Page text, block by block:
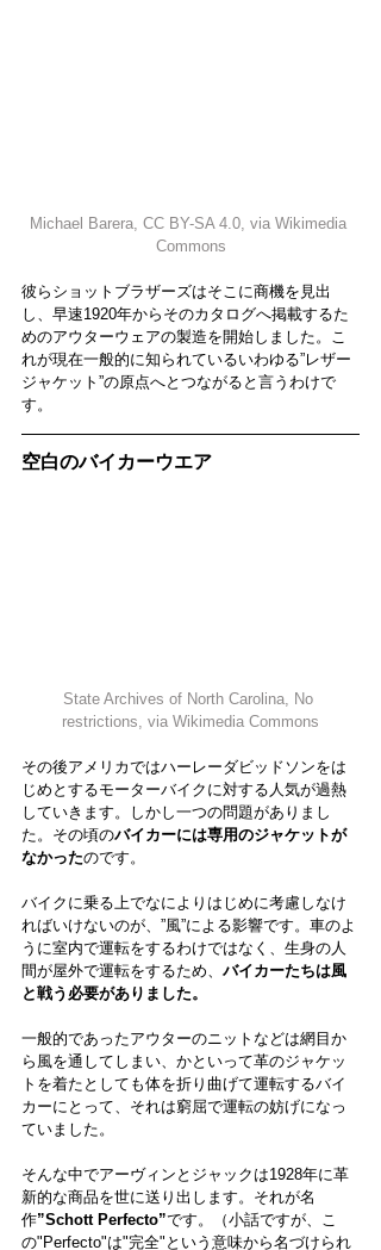
Michael Barera CC BY-SA 4.0 , via Wikimedia
Commons
彼らショットブラザーズはそこに商機を見出
し、早速1920年からそのカタログへ掲載するた
めのアウターウェアの製造を開始しました。こ
れが現在一般的に知られているいわゆる”レザー
ジャケット”の原点へとつながると言うわけで
す。
空白のバイカーウエア
State Archives of North Carolina , No
restrictions, via Wikimedia Commons
その後アメリカではハーレーダビッドソンをは
じめとするモーターバイクに対する人気が過熱
していきます。しかし一つの問題がありまし
た。その頃のバイカーには専用のジャケットが
なかったのです。
バイクに乗る上でなによりはじめに考慮しなけ
ればいけないのが、”風”による影響です。車のよ
うに室内で運転をするわけではなく、生身の人
間が屋外で運転をするため、 バイカーたちは風
と戦う必要がありました。
一般的であったアウターのニットなどは網目か
ら風を通してしまい、かといって革のジャケッ
トを着たとしても体を折り曲げて運転するバイ
カーにとって、それは窮屈で運転の妨げになっ
ていました。
そんな中でアーヴィンとジャックは1928年に革
新的な商品を世に送り出します。それが名
作”Schott Perfecto”です。（小話ですが、こ
の"Perfecto"は"完全"という意味から名づけられ